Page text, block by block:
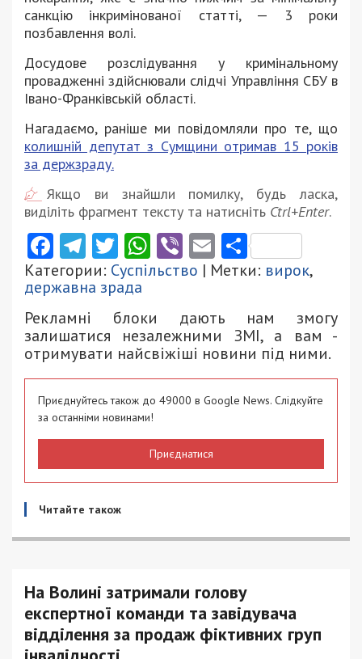
санкцію інкримінованої статті, — 3 роки
позбавлення волі.
Досудове розслідування у кримінальному
провадженні здійснювали слідчі Управління СБУ в
Івано-Франківській області.
Нагадаємо, раніше ми повідомляли про те, що
колишній депутат з Сумщини отримав 15 років
за держзраду.
Якщо ви знайшли помилку, будь ласка,
виділіть фрагмент тексту та натисніть Ctrl+Enter.
Facebook
Telegram
Twitter
WhatsApp
ViberEmail
Категории: Суспільство | Метки: вирок,
державна зрада
Рекламні блоки дають нам змогу
залишатися незалежними ЗМІ, а вам -
отримувати найсвіжіші новини під ними.
Приєднуйтесь також до 49000 в Google News. Слідкуйте
за останніми новинами!
Приєднатися
Читайте також
На Волині затримали голову
експертної команди та завідувача
відділення за продаж фіктивних груп